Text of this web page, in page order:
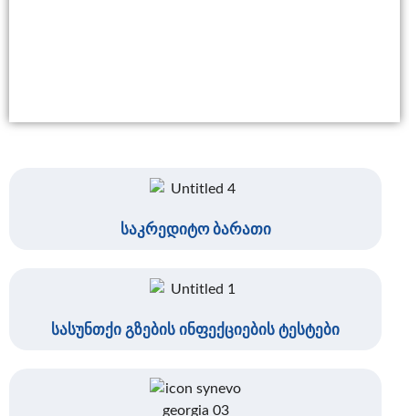
საკრედიტო ბარათი
სასუნთქი გზების ინფექციების ტესტები